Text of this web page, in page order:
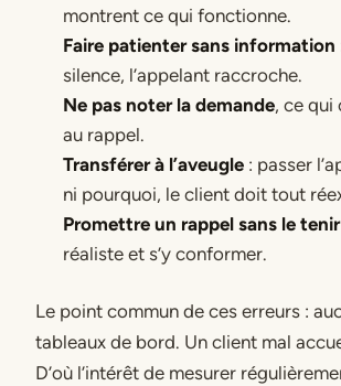
montrent ce qui fonctionne.
Faire patienter sans information
silence, l’appelant raccroche.
Ne pas noter la demande, ce qui
au rappel.
Transférer à l’aveugle: passer
ni pourquoi, le client doit tout
Promettre un rappel sans le tenir
réaliste et s’y conformer.
Le point commun de ces erreurs :
tableaux de bord. Un client mal
D’où l’intérêt de mesurer